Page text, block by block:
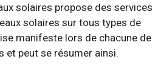
solaires propose des services
solaires sur tous types de
manifeste lors de chacune de
et peut se résumer ainsi.